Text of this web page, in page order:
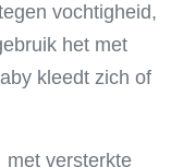
vochtigheid,
het met
kleedt zich of
met versterkte